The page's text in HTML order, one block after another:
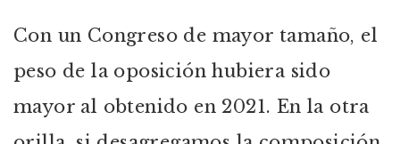
Con un Congreso de mayor tamaño, el
peso de la oposición hubiera sido
mayor al obtenido en 2021. En la otra